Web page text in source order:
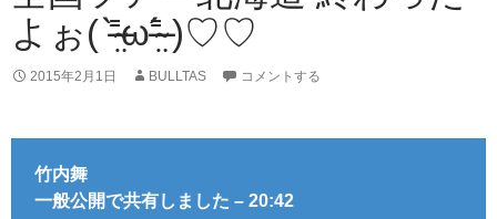
よぉ( ⁼̴̶̤̀ω⁼̴̶̤́ )♡♡
2015年2月1日 BULLTAS コメントする
竹内舞
一般公開で共有しました – 20:42